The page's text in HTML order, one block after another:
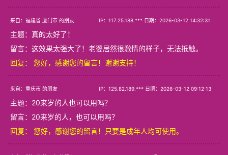
来自：福建省 厦门市 的朋友 IP：117.25.188.*** 日期：2026-03-12 14:32:31
主题： 真的太好了！
留言：这效果太强大了！老婆居然很激情的样子，无法抵触。
回复： 您好，感谢您的留言！谢谢支持！
来自：重庆市 的朋友 IP：125.82.189.*** 日期：2026-03-12 09:12:13
主题： 20来岁的人也可以用吗？
留言：20来岁的人，也可以用吗？
回复： 您好，感谢您的留言！只要是成年人均可使用。